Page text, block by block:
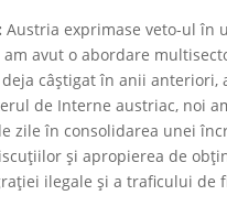
Austria exprimase veto-ul în
avut o abordare
deja câștigat în anii
de Interne austriac, noi
zile în consolidarea unei
și apropierea de
ilegale și a traficului